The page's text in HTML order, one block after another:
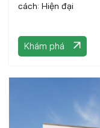
cách: Hiện đại
Khám phá